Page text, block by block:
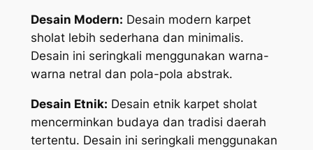
Desain Modern: Desain modern karpet
sholat lebih sederhana dan minimalis.
Desain ini seringkali menggunakan warna-
warna netral dan pola-pola abstrak.
Desain Etnik: Desain etnik karpet sholat
mencerminkan budaya dan tradisi daerah
tertentu. Desain ini seringkali menggunakan